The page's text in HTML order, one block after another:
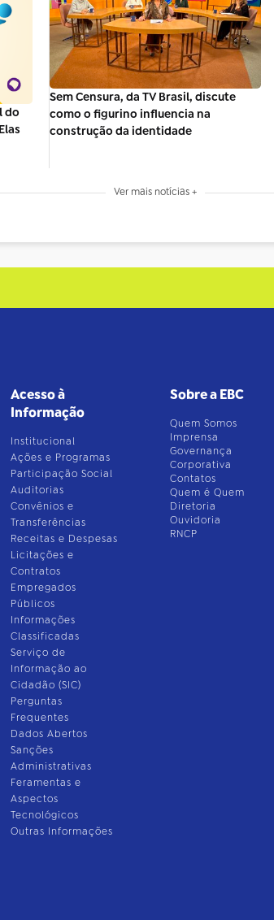
do
Sem Censura, da TV Brasil, discute
como o figurino influencia na
construção da identidade
Ver mais notícias +
Acesso à
Informação
Institucional
Ações e Programas
Participação Social
Auditorias
Convênios e
Transferências
Receitas e Despesas
Licitações e
Contratos
Empregados
Públicos
Informações
Classificadas
Serviço de
Informação ao
Cidadão (SIC)
Perguntas
Frequentes
Dados Abertos
Sanções
Administrativas
Feramentas e
Aspectos
Tecnológicos
Outras Informações
Sobre a EBC
Quem Somos
Imprensa
Governança
Corporativa
Contatos
Quem é Quem
Diretoria
Ouvidoria
RNCP